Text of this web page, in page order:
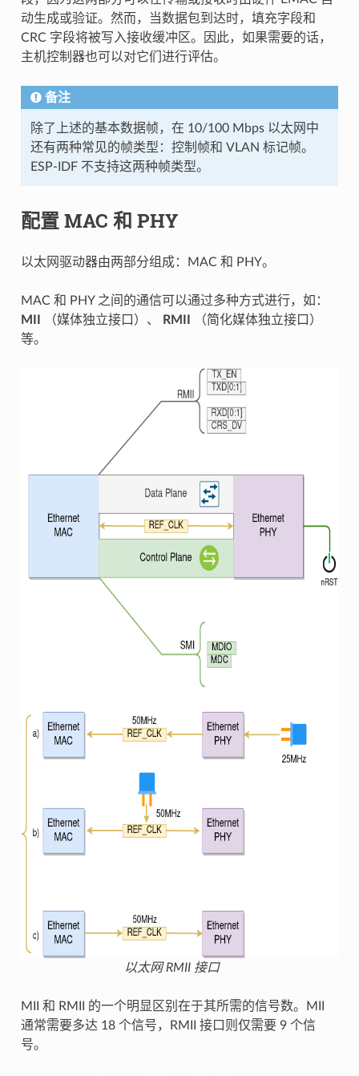
动生成或验证。然而，当数据包到达时，填充字段和
CRC 字段将被写入接收缓冲区。因此，如果需要的话，
主机控制器也可以对它们进行评估。
备注
除了上述的基本数据帧，在 10/100 Mbps 以太网中
还有两种常见的帧类型：控制帧和 VLAN 标记帧。
ESP-IDF 不支持这两种帧类型。
配置 MAC 和 PHY
以太网驱动器由两部分组成：MAC 和 PHY。
MAC 和 PHY 之间的通信可以通过多种方式进行，如：
MII
（媒体独立接口）、 RMII
（简化媒体独立接口）
等。
以太网 RMII 接口
MII 和 RMII 的一个明显区别在于其所需的信号数。MII
通常需要多达 18 个信号，RMII 接口则仅需要 9 个信
号。